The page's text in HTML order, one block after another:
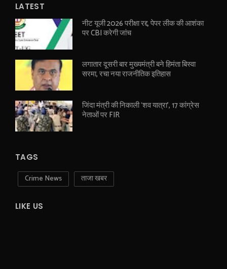
LATEST
नीट यूजी 2026 परीक्षा रद्द, पेपर लीक की आशंका
पर CBI करेगी जांच
लगातार दूसरी बार मुख्यमंत्री बने हिमंता बिस्वा
सरमा, रचा नया राजनीतिक इतिहास
जिंदा मंत्री की निकाली ‘शव यात्रा’, 17 कांग्रेस
नेताओं पर FIR
TAGS
Crime News ताजा खबर
LIKE US